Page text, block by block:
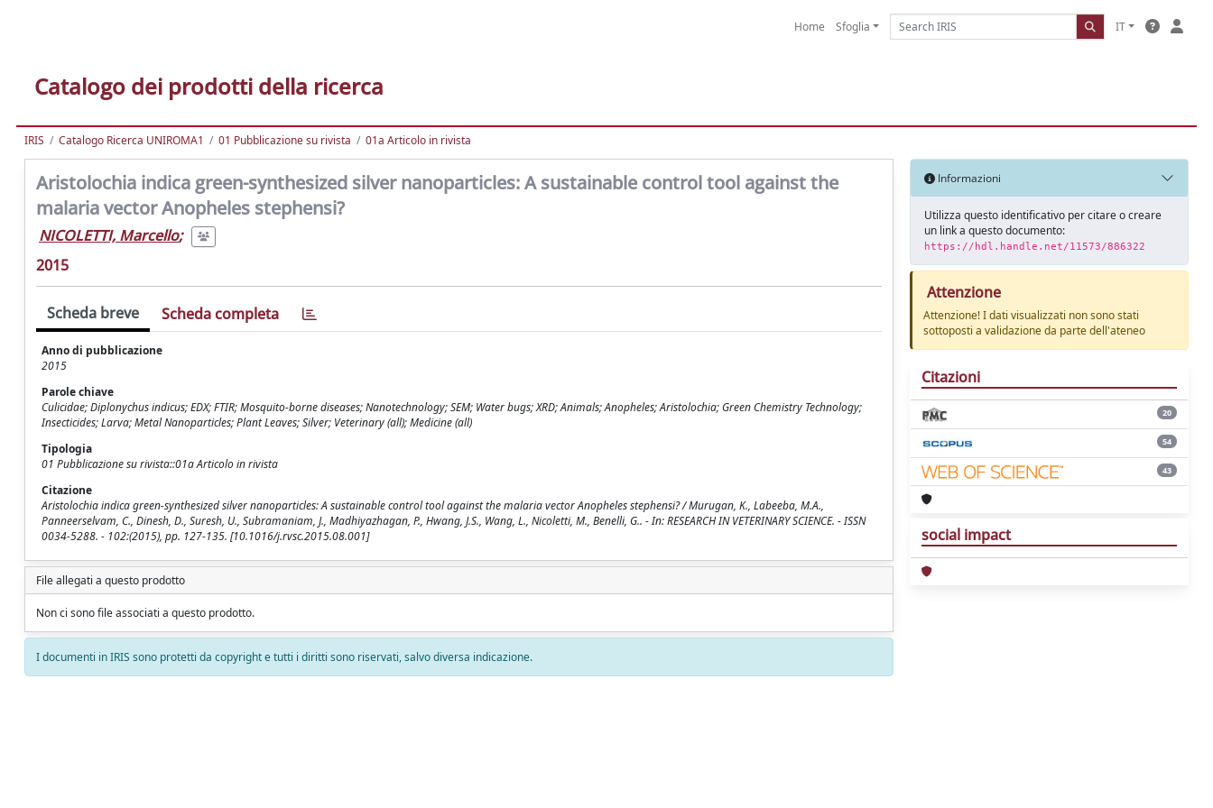
Home Sfoglia IT
Catalogo dei prodotti della ricerca
IRIS Catalogo Ricerca UNIROMA1 01 Pubblicazione su rivista 01a Articolo in rivista
Aristolochia indica green-synthesized silver nanoparticles: A sustainable control tool against the
malaria vector Anopheles stephensi?
NICOLETTI, Marcello;
2015
Scheda breve Scheda completa
Anno di pubblicazione
2015
Parole chiave
Culicidae; Diplonychus indicus; EDX; FTIR; Mosquito-borne diseases; Nanotechnology; SEM; Water bugs; XRD; Animals; Anopheles; Aristolochia; Green Chemistry Technology;
Insecticides; Larva; Metal Nanoparticles; Plant Leaves; Silver; Veterinary (all); Medicine (all)
Tipologia
01 Pubblicazione su rivista::01a Articolo in rivista
Citazione
Aristolochia indica green-synthesized silver nanoparticles: A sustainable control tool against the malaria vector Anopheles stephensi? / Murugan, K., Labeeba, M.A.,
Panneerselvam, C., Dinesh, D., Suresh, U., Subramaniam, J., Madhiyazhagan, P., Hwang, J.S., Wang, L., Nicoletti, M., Benelli, G.. - In: RESEARCH IN VETERINARY SCIENCE. - ISSN
0034-5288. - 102:(2015), pp. 127-135. [10.1016/j.rvsc.2015.08.001]
File allegati a questo prodotto
Non ci sono file associati a questo prodotto.
I documenti in IRIS sono protetti da copyright e tutti i diritti sono riservati, salvo diversa indicazione.
Informazioni
Utilizza questo identificativo per citare o creare
un link a questo documento:
https://hdl.handle.net/11573/886322
Attenzione
Attenzione! I dati visualizzati non sono stati
sottoposti a validazione da parte dell'ateneo
Citazioni
20
54
43
social impact